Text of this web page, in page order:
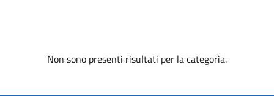
Non sono presenti risultati per la categoria.